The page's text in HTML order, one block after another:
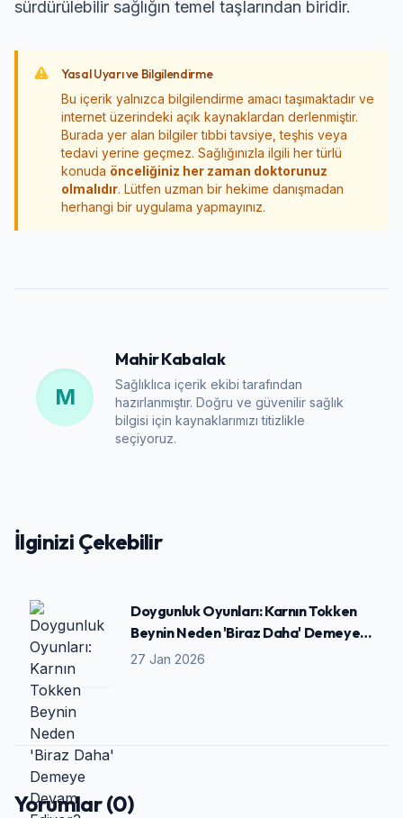
sürdürülebilir sağlığın temel taşlarından biridir.
Yasal Uyarı ve Bilgilendirme
Bu içerik yalnızca bilgilendirme amacı taşımaktadır ve
internet üzerindeki açık kaynaklardan derlenmiştir.
Burada yer alan bilgiler tıbbi tavsiye, teşhis veya
tedavi yerine geçmez. Sağlığınızla ilgili her türlü
konuda önceliğiniz her zaman doktorunuz
olmalıdır. Lütfen uzman bir hekime danışmadan
herhangi bir uygulama yapmayınız.
M
Mahir Kabalak
Sağlıklıca içerik ekibi tarafından
hazırlanmıştır. Doğru ve güvenilir sağlık
bilgisi için kaynaklarımızı titizlikle
seçiyoruz.
İlginizi Çekebilir
Doygunluk Oyunları: Karnın Tokken
Beynin Neden 'Biraz Daha' Demeye
Devam Ediyor?
27 Jan 2026
Yorumlar (0)